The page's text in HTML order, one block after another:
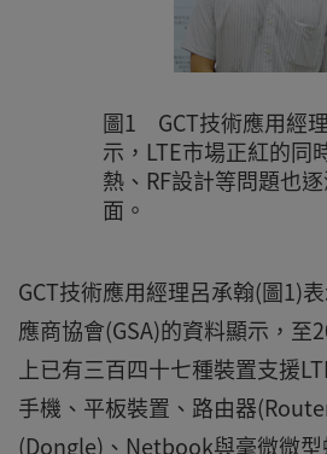
圖1 GCT技術應用經
示，LTE市場正紅的同
熱、RF設計等問題也
面。
GCT技術應用經理呂承翰(圖1)
應商協會(GSA)的資料顯示，至
上已有三百四十七種裝置支援
手機、平板裝置、路由器
(Dongle)、Netbook與毫微微